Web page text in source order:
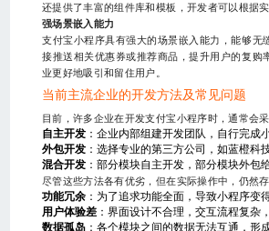
还提供了丰富的组件库和模板，开发者可以根据
强场景嵌入能力
支付宝小程序具有强大的场景嵌入能力，能够
接推送相关优惠券或推荐商品，提升用户的复
业更好地吸引和留住用户。
当前主流企业的开发方法及常见问题
目前，许多企业在开发支付宝小程序时，通常会
自主开发 ：企业内部组建开发团队，自行完成
外包开发 ：选择专业的第三方公司，如蓝橙科
混合开发 ：部分模块自主开发，部分模块外包
尽管这些方法各有优劣，但在实际操作中，仍然
功能冗余 ：为了追求功能全面，导致小程序变
用户体验差 ：界面设计不合理，交互流程复杂
数据孤岛 ：各个模块之间的数据无法互通，形